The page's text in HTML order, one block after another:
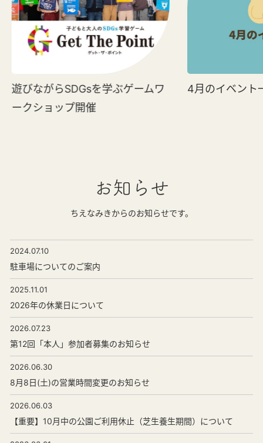
遊びながらSDGsを学ぶゲームワ
ークショップ開催
4月のイベント
お知らせ
ちえなみきからのお知らせです。
2024.07.10
駐車場についてのご案内
2025.11.01
2026年の休業日について
2026.07.23
第12回「本人」参加者募集のお知らせ
2026.06.30
8月8日(土)の営業時間変更のお知らせ
2026.06.03
【重要】10月中の公園ご利用休止（芝生養生期間）について